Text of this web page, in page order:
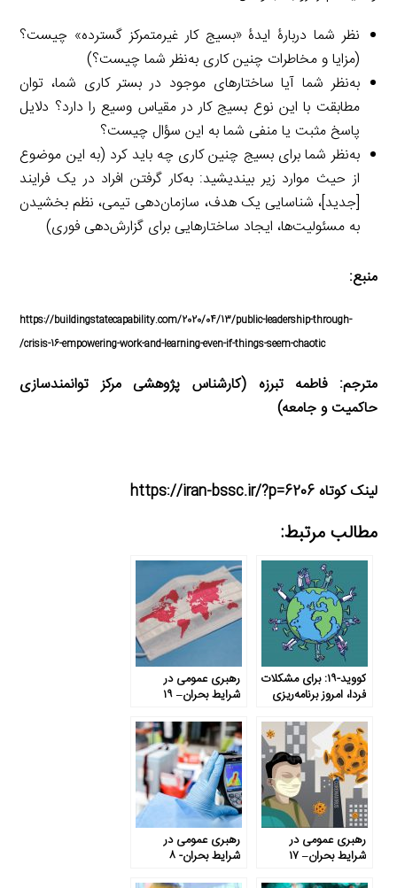
نظر شما دربارۀ ایدۀ «بسیج کار غیرمتمرکز گسترده» چیست؟
(مزایا و مخاطرات چنین کاری به‌نظر شما چیست؟)
به‌نظر شما آیا ساختارهای موجود در بستر کاری شما، توان
مطابقت با این نوع بسیج کار در مقیاس وسیع را دارد؟ دلایل
پاسخ مثبت یا منفی شما به این سؤال چیست؟
به‌نظر شما برای بسیج چنین کاری چه باید کرد (به این موضوع
از حیث موارد زیر بیندیشید: به‌کار گرفتن افراد در یک فرایند
[جدید]، شناسایی یک هدف، سازمان‌دهی تیمی، نظم بخشیدن
به مسئولیت‌ها، ایجاد ساختارهایی برای گزارش‌دهی فوری)
منبع:
https://buildingstatecapability.com/2020/04/13/public-leadership-through-
crisis-16-empowering-work-and-learning-even-if-things-seem-chaotic/
مترجم: فاطمه تبرزه (کارشناس پژوهشی مرکز توانمندسازی
حاکمیت و جامعه)
لینک کوتاه https://iran-bssc.ir/?p=6206
مطالب مرتبط:
کووید-۱۹: برای مشکلات
فردا، امروز برنامه‌ریزی
رهبری عمومی در
شرایط بحران– ۱۹
رهبری عمومی در
شرایط بحران– ۱۷
رهبری عمومی در
شرایط بحران- ۸